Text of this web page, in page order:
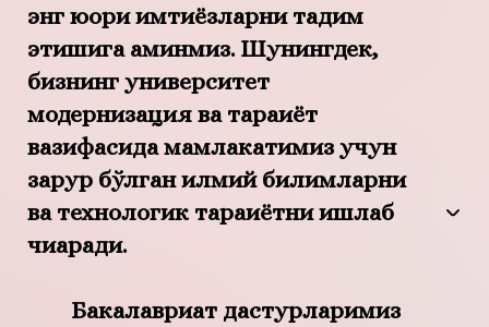
энг юқори имтиёзларни тақдим
этишига аминмиз. Шунингдек,
бизнинг университет
модернизация ва тараққиёт
вазифасида мамлакатимиз учун
зарур бўлган илмий билимларни
ва технологик тараққиётни ишлаб
чиқаради.
Бакалавриат дастурларимиз